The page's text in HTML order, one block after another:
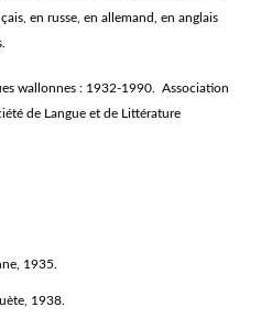
en russe, en allemand, en anglais
wallonnes : 1932-1990. Association
de Langue et de Littérature
1935.
1938.